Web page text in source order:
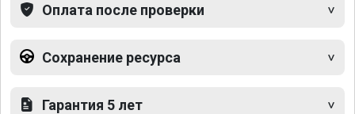
Оплата после проверки
Сохранение ресурса
Гарантия 5 лет